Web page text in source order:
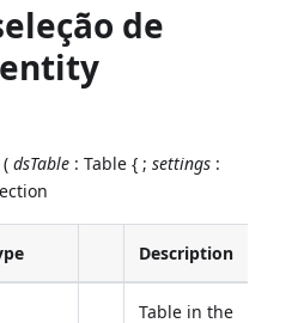
de
(dsTable : Table { ;settings :
Description
Table in the